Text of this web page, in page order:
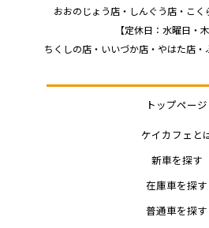
おおのじょう店・しんぐう店・こ
【定休日：水曜日・木
ちくしの店・いいづか店・やはた店
トップページ
ケイカフェと
新車を探す
在庫車を探す
普通車を探す